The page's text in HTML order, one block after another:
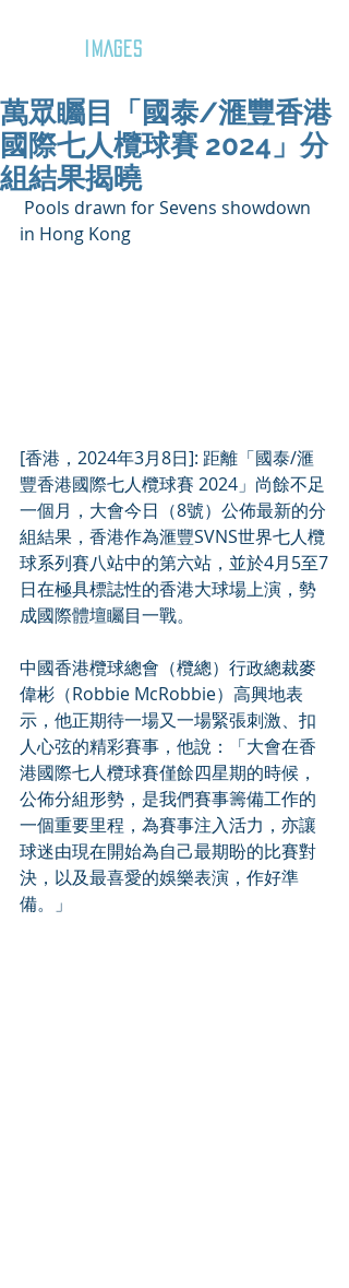
IMAGES
萬眾矚目「國泰/滙豐香港
國際七人欖球賽 2024」分
組結果揭曉
Pools drawn for Sevens showdown
in Hong Kong
[香港，2024年3月8日]: 距離「國泰/滙
豐香港國際七人欖球賽 2024」尚餘不足
一個月，大會今日（8號）公佈最新的分
組結果，香港作為滙豐SVNS世界七人欖
球系列賽八站中的第六站，並於4月5至7
日在極具標誌性的香港大球場上演，勢
成國際體壇矚目一戰。
中國香港欖球總會（欖總）行政總裁麥
偉彬（Robbie McRobbie）高興地表
示，他正期待一場又一場緊張刺激、扣
人心弦的精彩賽事，他說：「大會在香
港國際七人欖球賽僅餘四星期的時候，
公佈分組形勢，是我們賽事籌備工作的
一個重要里程，為賽事注入活力，亦讓
球迷由現在開始為自己最期盼的比賽對
決，以及最喜愛的娛樂表演，作好準
備。」